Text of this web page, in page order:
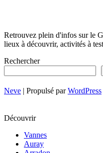
Retrouvez plein d'infos sur le
lieux à découvrir, activités à
Rechercher
Neve | Propulsé parWordPress
Découvrir
Vannes
Auray